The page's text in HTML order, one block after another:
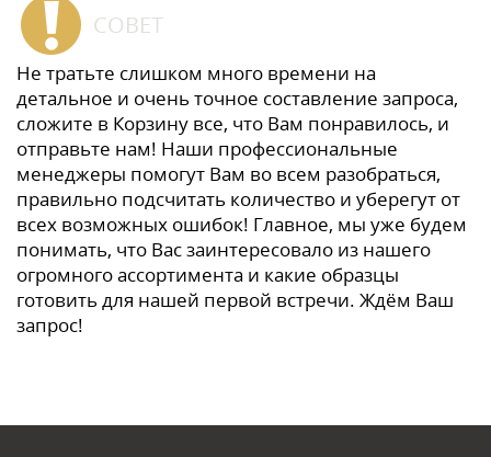
СОВЕТ
Не тратьте слишком много времени на
детальное и очень точное составление запроса,
сложите в Корзину все, что Вам понравилось, и
отправьте нам! Наши профессиональные
менеджеры помогут Вам во всем разобраться,
правильно подсчитать количество и уберегут от
всех возможных ошибок! Главное, мы уже будем
понимать, что Вас заинтересовало из нашего
огромного ассортимента и какие образцы
готовить для нашей первой встречи. Ждём Ваш
запрос!